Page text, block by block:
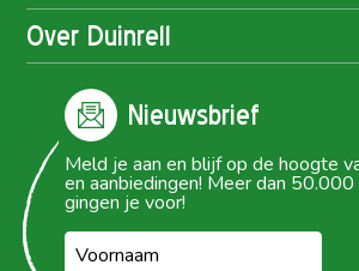
Over Duinrell
Nieuwsbrief
Meld je aan en blijf op de hoogte
en aanbiedingen! Meer dan
gingen je voor!